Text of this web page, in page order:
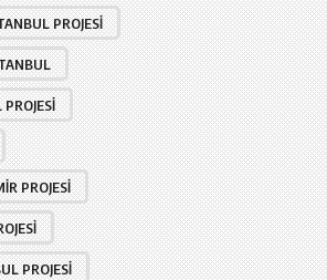
PROJESI
PROJESI
PROJESI